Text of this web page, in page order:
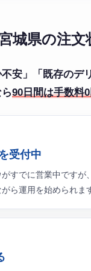
城県の注
不安」「既存の
90日間は手数料
受付中
すでに営業中です
ら運用を始められま